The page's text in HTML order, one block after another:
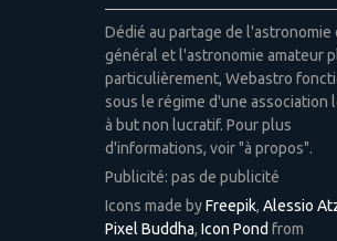
Dédié au partage de l'astronomie
général et l'astronomie amateur
particulièrement, Webastro
sous le régime d'une association
à but non lucratif. Pour plus
d'informations, voir "à propos".
Publicité: pas de publicité
Icons made byFreepik, Alessio
Pixel Buddha, Icon Pond from